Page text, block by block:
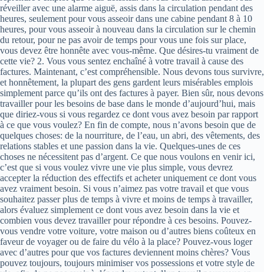
réveiller avec une alarme aiguë, assis dans la circulation pendant des
heures, seulement pour vous asseoir dans une cabine pendant 8 à 10
heures, pour vous asseoir à nouveau dans la circulation sur le chemin
du retour, pour ne pas avoir de temps pour vous une fois sur place,
vous devez être honnête avec vous-même. Que désires-tu vraiment de
cette vie? 2. Vous vous sentez enchaîné à votre travail à cause des
factures. Maintenant, c’est compréhensible. Nous devons tous survivre,
et honnêtement, la plupart des gens gardent leurs misérables emplois
simplement parce qu’ils ont des factures à payer. Bien sûr, nous devons
travailler pour les besoins de base dans le monde d’aujourd’hui, mais
que diriez-vous si vous regardez ce dont vous avez besoin par rapport
à ce que vous voulez? En fin de compte, nous n’avons besoin que de
quelques choses: de la nourriture, de l’eau, un abri, des vêtements, des
relations stables et une passion dans la vie. Quelques-unes de ces
choses ne nécessitent pas d’argent. Ce que nous voulons en venir ici,
c’est que si vous voulez vivre une vie plus simple, vous devrez
accepter la réduction des effectifs et acheter uniquement ce dont vous
avez vraiment besoin. Si vous n’aimez pas votre travail et que vous
souhaitez passer plus de temps à vivre et moins de temps à travailler,
alors évaluez simplement ce dont vous avez besoin dans la vie et
combien vous devez travailler pour répondre à ces besoins. Pouvez-
vous vendre votre voiture, votre maison ou d’autres biens coûteux en
faveur de voyager ou de faire du vélo à la place? Pouvez-vous loger
avec d’autres pour que vos factures deviennent moins chères? Vous
pouvez toujours, toujours minimiser vos possessions et votre style de